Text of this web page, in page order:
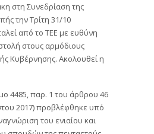
στη Συνεδρίαση της
την Τρίτη 31/10
από το ΤΕΕ με ευθύνη
στους αρμόδιους
Κυβέρνησης. Ακολουθεί η
4485, παρ. 1 του άρθρου 46
2017) προβλέφθηκε υπό
του ενιαίου και